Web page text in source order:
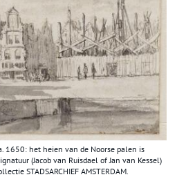
1650: het heien van de Noorse palen is
(Jacob van Ruisdael of Jan van Kessel)
STADSARCHIEF AMSTERDAM.